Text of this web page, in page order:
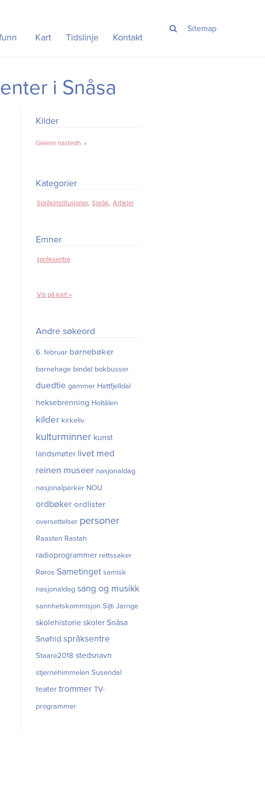
Kart Tidslinje Kontakt
Sitemap
i Snåsa
Kilder
Gïelem nastedh.
Kategorier
Språkinstitusjoner Språk Artikler
Emner
språksentre
Vis på kart »
Andre søkeord
6. februar barnebøker
barnehage bindal bokbusser
duedtie gammer Hattfjelldal
heksebrenning Holtålen
kilder kirkeliv
kulturminner kunst
landsmøter livet med
reinen museer nasjonaldag
nasjonalparker NOU
ordbøker ordlister
oversettelser personer
Raasten Rastah
radioprogrammer rettssaker
Røros Sametinget samisk
nasjonaldag sang og musikk
sannhetskommisjon Sijti Jarnge
skolehistorie skoler Snåsa
Snøfrid språksentre
Staare2018 stedsnavn
stjernehimmelen Susendal
teater trommer TV-
programmer